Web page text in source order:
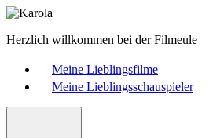
Herzlich willkommen bei der Filmeule
Meine Lieblingsfilme
Meine Lieblingsschauspieler